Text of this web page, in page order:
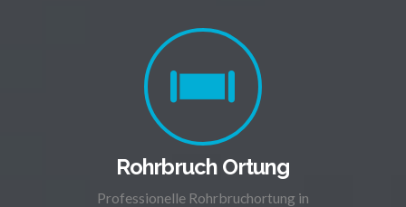
Rohrbruch Ortung
Professionelle Rohrbruchortung in